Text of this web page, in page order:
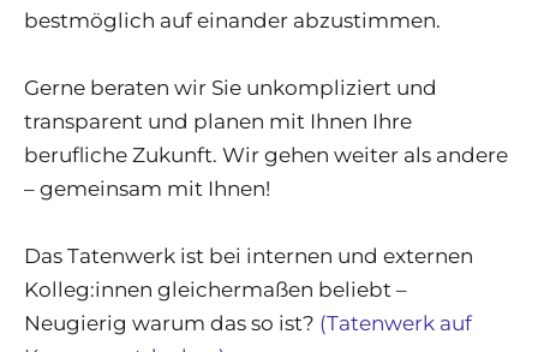
bestmöglich auf einander abzustimmen.
Gerne beraten wir Sie unkompliziert und
transparent und planen mit Ihnen Ihre
berufliche Zukunft. Wir gehen weiter als andere
– gemeinsam mit Ihnen!
Das Tatenwerk ist bei internen und externen
Kolleg:innen gleichermaßen beliebt –
Neugierig warum das so ist? (Tatenwerk auf